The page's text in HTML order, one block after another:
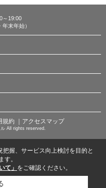
～19:00
末年始）
規約 ｜アクセスマップ
All rights reserved.
握、サービス向上検討を目的と
す。
て」 をご確認ください。